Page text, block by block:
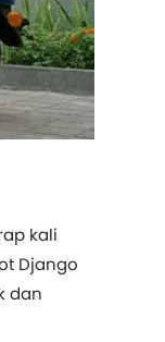
kali
Django
dan